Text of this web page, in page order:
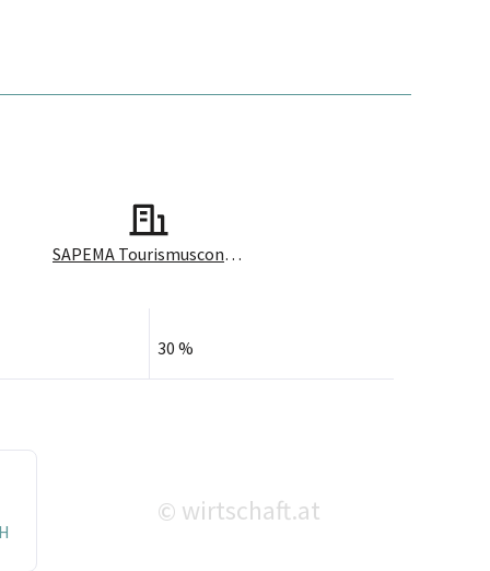
SAPEMA Tourismusconsulting GmbH
30 %
© wirtschaft.at